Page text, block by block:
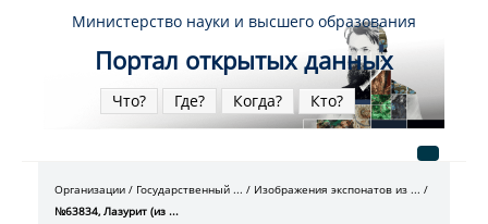
Министерство науки и высшего образования
Портал открытых данных
Что? Где? Когда? Кто?
Организации Государственный ...
Изображения экспонатов из ...
№63834, Лазурит (из ...